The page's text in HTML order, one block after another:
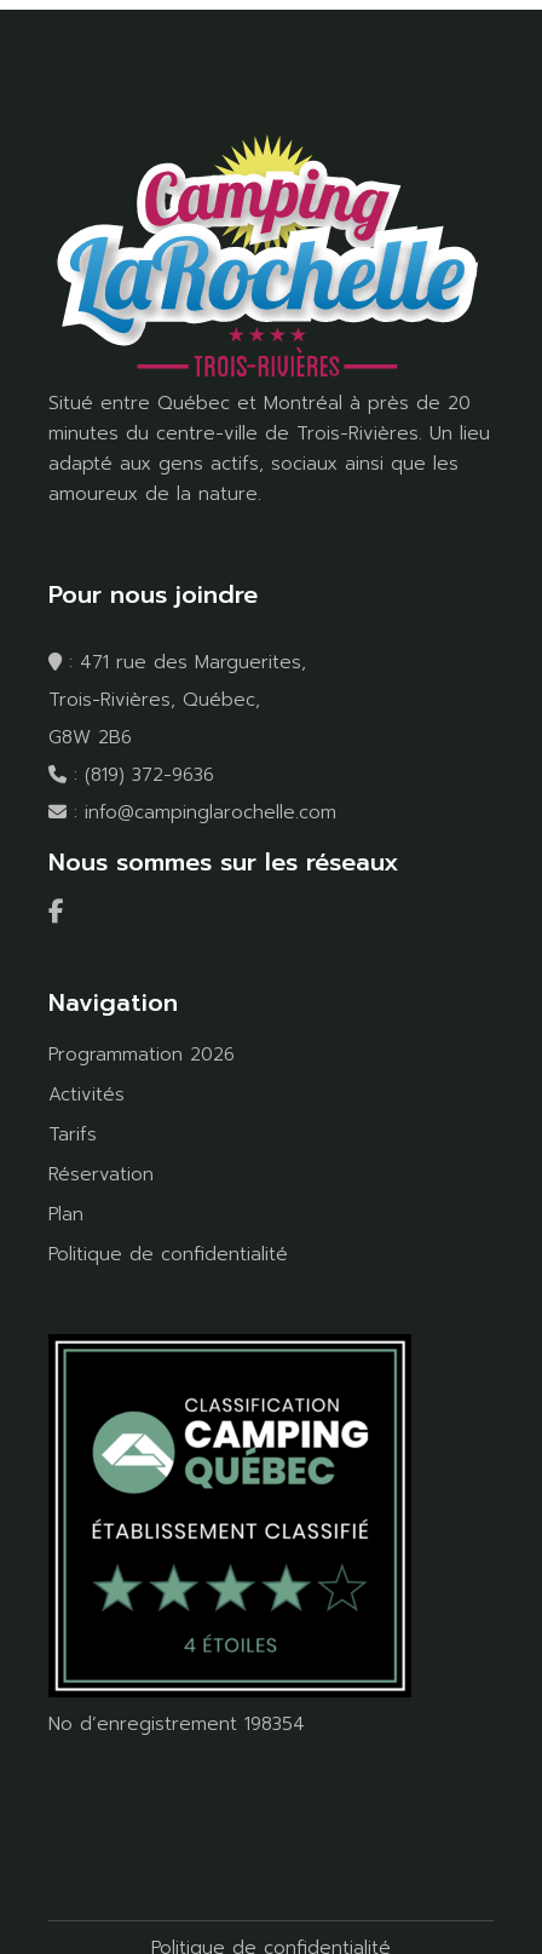
Situé entre Québec et Montréal à près de 20
minutes du centre-ville de Trois-Rivières. Un lieu
adapté aux gens actifs, sociaux ainsi que les
amoureux de la nature.
Pour nous joindre
: 471 rue des Marguerites,
Trois-Rivières, Québec,
G8W 2B6
:(819) 372-9636
:info@campinglarochelle.com
Nous sommes sur les réseaux
Navigation
Programmation 2026
Activités
Tarifs
Réservation
Plan
Politique de confidentialité
No d’enregistrement 198354
Politique de confidentialité